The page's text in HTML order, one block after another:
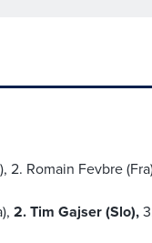
2. Romain Fevbre
2. Tim Gajser (Slo),